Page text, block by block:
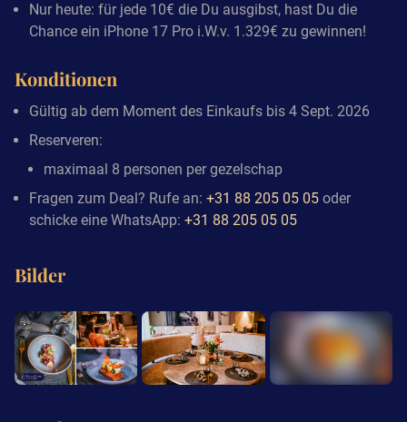
Nur heute: für jede 10€ die Du ausgibst, hast Du die
Chance ein iPhone 17 Pro i.W.v. 1.329€ zu gewinnen!
Konditionen
Gültig ab dem Moment des Einkaufs bis 4 Sept. 2026
Reserveren:
maximaal 8 personen per gezelschap
Fragen zum Deal? Rufe an: +31 88 205 05 05 oder
schicke eine WhatsApp: +31 88 205 05 05
Bilder